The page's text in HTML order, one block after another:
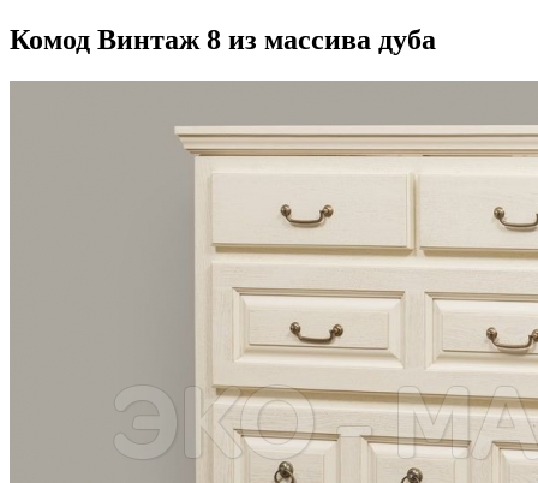
Комод Винтаж 8 из массива дуба